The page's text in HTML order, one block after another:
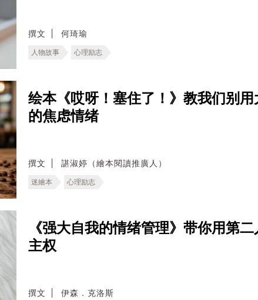
撰文 何琦瑜
人物故事 心理励志
绘本《哎呀！塞住了！》教我们别
的焦虑情绪
撰文 諶淑婷（繪本閱讀推廣人）
迷繪本 心理励志
《强大自我的情绪管理》带你用第
主权
撰文 伊森．克洛斯